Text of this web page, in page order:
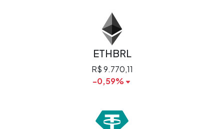
ETHBRL
R$ 9.770,11
-0,59%